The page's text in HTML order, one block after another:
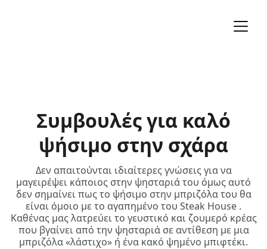
Συμβουλές για καλό
ψήσιμο στην σχάρα
Δεν απαιτούνται ιδιαίτερες γνώσεις για να
μαγειρέψει κάποιος στην ψησταριά του όμως αυτό
δεν σημαίνει πως το ψήσιμο στην μπριζόλα του θα
είναι όμοιο με το αγαπημένο του Steak House .
Καθένας μας λατρεύει το γευστικό και ζουμερό κρέας
που βγαίνει από την ψησταριά σε αντίθεση με μια
μπριζόλα «λάστιχο» ή ένα κακό ψημένο μπιφτέκι.